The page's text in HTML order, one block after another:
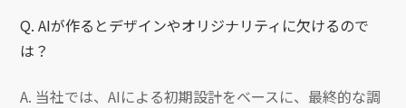
Q. AIが作るとデザインやオリジナリティに欠けるので
は？
A. 当社では、AIによる初期設計をベースに、最終的な調